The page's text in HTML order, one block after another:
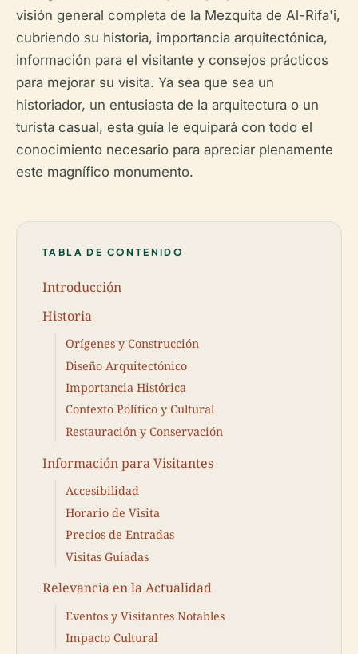
visión general completa de la Mezquita de Al-Rifa'i,
cubriendo su historia, importancia arquitectónica,
información para el visitante y consejos prácticos
para mejorar su visita. Ya sea que sea un
historiador, un entusiasta de la arquitectura o un
turista casual, esta guía le equipará con todo el
conocimiento necesario para apreciar plenamente
este magnífico monumento.
TABLA DE CONTENIDO
Introducción
Historia
Orígenes y Construcción
Diseño Arquitectónico
Importancia Histórica
Contexto Político y Cultural
Restauración y Conservación
Información para Visitantes
Accesibilidad
Horario de Visita
Precios de Entradas
Visitas Guiadas
Relevancia en la Actualidad
Eventos y Visitantes Notables
Impacto Cultural